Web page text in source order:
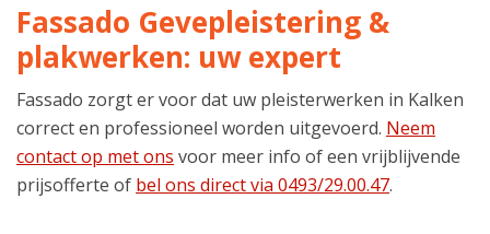
Fassado Gevepleistering &
plakwerken: uw expert
Fassado zorgt er voor dat uw pleisterwerken in Kalken
correct en professioneel worden uitgevoerd. Neem
contact op met ons voor meer info of een vrijblijvende
prijsofferte of bel ons direct via 0493/29.00.47.